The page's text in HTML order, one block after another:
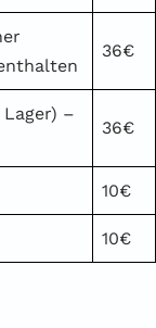
36€
–
36€
10€
10€